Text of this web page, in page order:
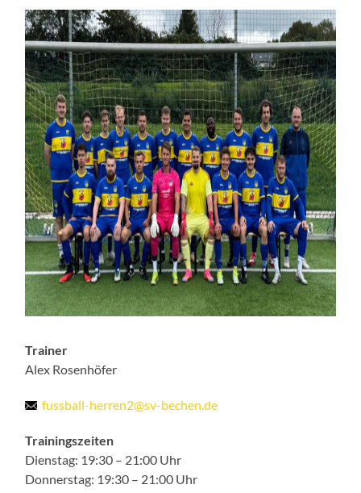
Trainer
Alex Rosenhöfer
fussball-herren2@sv-bechen.de
Trainingszeiten
Dienstag: 19:30 – 21:00 Uhr
Donnerstag: 19:30 – 21:00 Uhr